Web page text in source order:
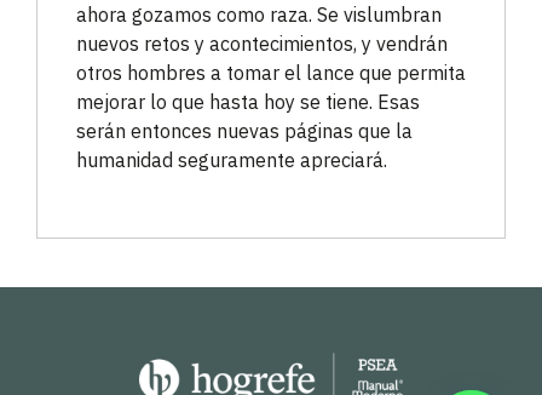
ahora gozamos como raza. Se vislumbran
nuevos retos y acontecimientos, y vendrán
otros hombres a tomar el lance que permita
mejorar lo que hasta hoy se tiene. Esas
serán entonces nuevas páginas que la
humanidad seguramente apreciará.